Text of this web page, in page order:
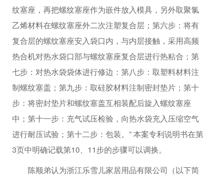
纹塞座，再把螺纹塞座作为嵌件放入模具，另外取聚氯
乙烯材料在螺纹塞座外二次注塑复合层；第六步：将有
复合层的螺纹塞座安入袋口内，与内层接触，采用高频
热合机对热水袋口部与螺纹塞座复合层进行热粘合；第
七步：对热水袋袋体进行修边：第八步：取塑料材料注
制螺纹塞盖；第九步：取硅胶材料注制密封垫片；第十
步：将密封垫片和螺纹塞盖互相装配后旋入螺纹塞座
中；第十一步：充气试压检验，向热水袋充入压缩空气
进行耐压试验；第十二步：包装。” 本案专利说明书在第
3页中明确记载第10、11步的步骤可以调换。
陈顺弟认为浙江乐雪儿家居用品有限公司（以下简